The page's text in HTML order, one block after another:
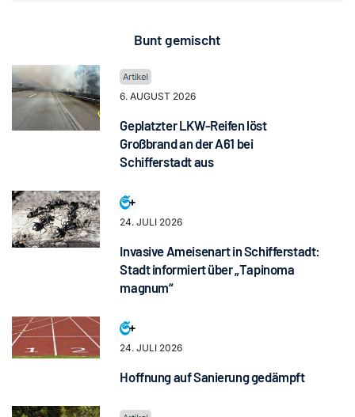
Bunt gemischt
6. AUGUST 2026
Geplatzter LKW-Reifen löst
Großbrand an der A61 bei
Schifferstadt aus
24. JULI 2026
Invasive Ameisenart in Schifferstadt:
Stadt informiert über „Tapinoma
magnum“
24. JULI 2026
Hoffnung auf Sanierung gedämpft